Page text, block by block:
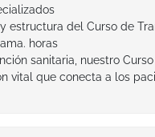
y estructura del Curso de
horas
sanitaria, nuestro
vital que conecta a los